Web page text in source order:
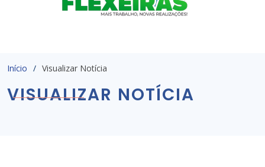
Início Visualizar Notícia
VISUALIZAR NOTÍCIA